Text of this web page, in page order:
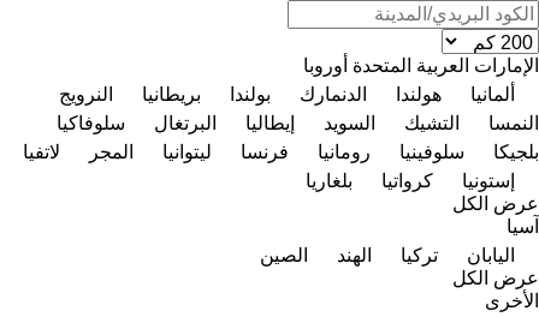
الإمارات العربية المتحدة أوروبا
ألمانيا
هولندا الدنمارك بولندا بريطانيا
النرويج
النمسا
التشيك السويد إيطاليا البرتغال
سلوفاكيا
بلجيكا
سلوفينيا رومانيا فرنسا ليتوانيا المجر
لاتفيا
إستونيا
كرواتيا
بلغاريا
عرض الكل
آسيا
اليابان
تركيا الهند
الصين
عرض الكل
الأخرى